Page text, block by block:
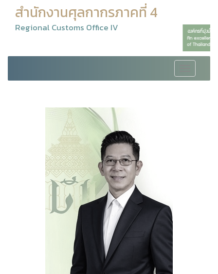
สำนักงานศุลกากรภาคที่ 4
Regional Customs Office IV
navigation